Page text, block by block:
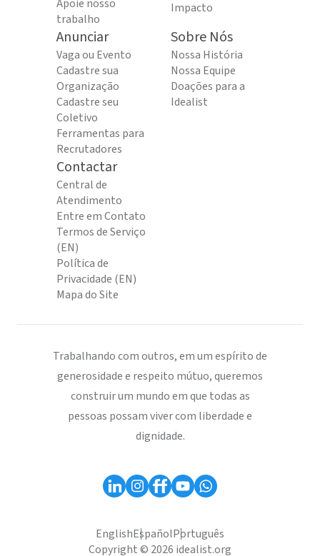
Apoie nosso
trabalho
Impacto
Anunciar
Vaga ou Evento
Cadastre sua
Organização
Cadastre seu
Coletivo
Ferramentas para
Recrutadores
Sobre Nós
Nossa História
Nossa Equipe
Doações para a
Idealist
Contactar
Central de
Atendimento
Entre em Contato
Termos de Serviço
(EN)
Política de
Privacidade (EN)
Mapa do Site
Trabalhando com outros, em um espírito de
generosidade e respeito mútuo, queremos
construir um mundo em que todas as
pessoas possam viver com liberdade e
dignidade.
EnglishEspañolPortuguês
Copyright © 2026 idealist.org